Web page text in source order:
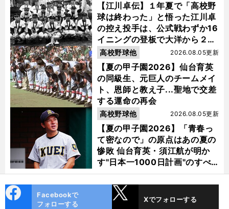
【江川卓伝】１年夏で「高校野
球は終わった」と悟った江川卓
の控え投手は、公式戦わずか16
イニングの登板で大洋から２位
指名を受けた
【夏の甲子園2026】仙台育英
の同級生、元巨人のチームメイ
ト、恩師と教え子...聖地で交差
する運命の再会
2026.08.05更新
高校野球他
【夏の甲子園2026】「青春っ
て密なので」の原点はあの夏の
惨敗 仙台育英・須江航が明か
す"日本一1000日計画"のすべ
て
2026.08.05更新
高校野球他
ok
Facebookで
フォローする
Xでフォローする